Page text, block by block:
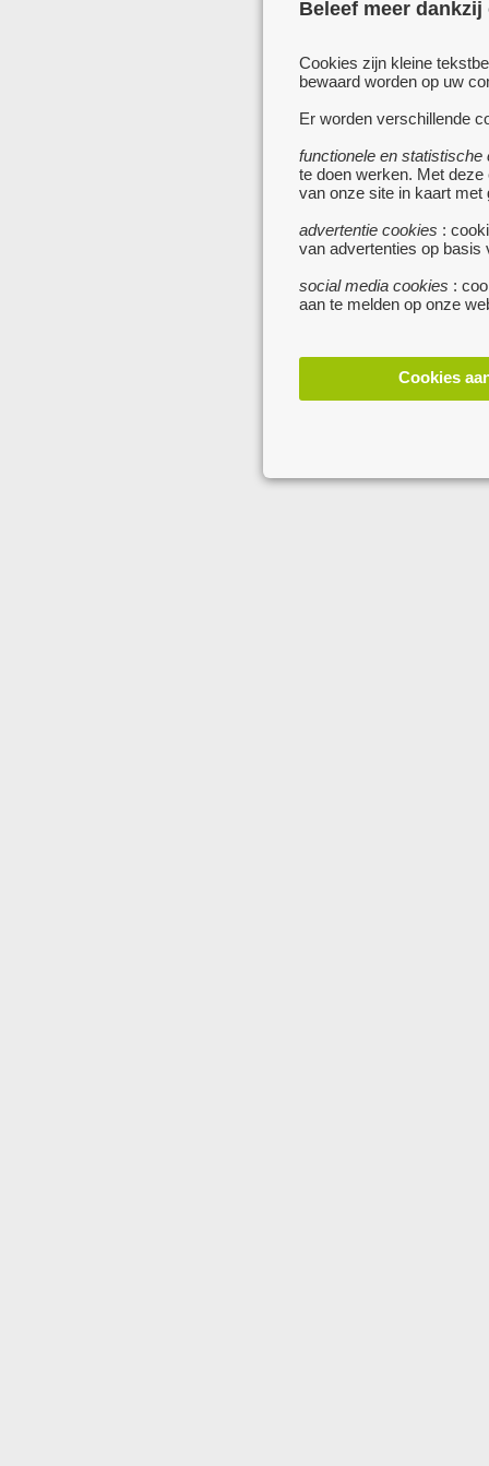
Beleef meer
Cookies zijn kleine
bewaard worden op uw
Er worden verschillende
functionele en statistische
te doen werken. Met
van onze site in kaart met
advertentie cookies :
van advertenties op basis
social media cookies :
aan te melden op onze
Cookies